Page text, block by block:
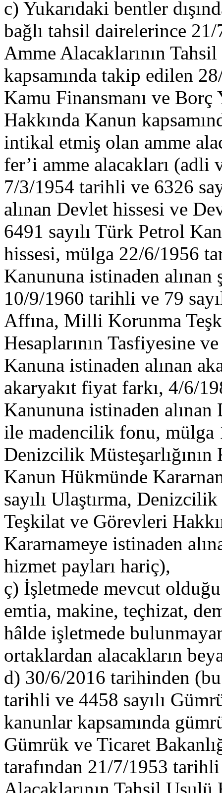
c) Yukarıdaki bentler
bağlı tahsil dairelerince
Amme Alacaklarının
kapsamında takip edilen
Kamu Finansmanı ve
Hakkında Kanun
intikal etmiş olan amme
fer’i amme alacakları (adli
7/3/1954 tarihli ve 6326
alınan Devlet hissesi ve
6491 sayılı Türk Petrol
hissesi, mülga 22/6/1956
Kanununa istinaden
10/9/1960 tarihli ve 79
Affına, Milli Korunma
Hesaplarının Tasfiyesine
Kanuna istinaden alınan
akaryakıt fiyat farkı, 4/6/
Kanununa istinaden alınan
ile madencilik fonu, mülga
Denizcilik
Kanun Hükmünde
sayılı Ulaştırma,
Teşkilat ve Görevleri
Kararnameye istinaden
hizmet payları hariç),
ç) İşletmede mevcut
emtia, makine, teçhizat,
hâlde işletmede
ortaklardan alacakların
d) 30/6/2016 tarihinden
tarihli ve 4458 sayılı
kanunlar kapsamında
Gümrük ve Ticaret
tarafından 21/7/1953
Alacaklarının Tahsil